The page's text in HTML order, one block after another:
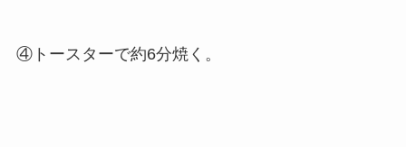
④トースターで約6分焼く。